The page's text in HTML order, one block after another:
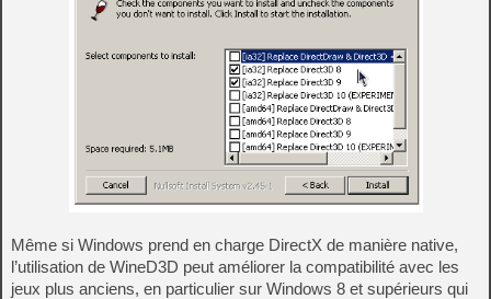
Même si Windows prend en charge DirectX de manière native,
l’utilisation de WineD3D peut améliorer la compatibilité avec les
jeux plus anciens, en particulier sur Windows 8 et supérieurs qui